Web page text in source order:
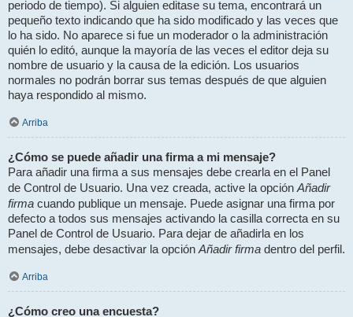
periodo de tiempo). Si alguien editase su tema, encontrará un
pequeño texto indicando que ha sido modificado y las veces que
lo ha sido. No aparece si fue un moderador o la administración
quién lo editó, aunque la mayoría de las veces el editor deja su
nombre de usuario y la causa de la edición. Los usuarios
normales no podrán borrar sus temas después de que alguien
haya respondido al mismo.
Arriba
¿Cómo se puede añadir una firma a mi mensaje?
Para añadir una firma a sus mensajes debe crearla en el Panel
de Control de Usuario. Una vez creada, active la opción Añadir
firma cuando publique un mensaje. Puede asignar una firma por
defecto a todos sus mensajes activando la casilla correcta en su
Panel de Control de Usuario. Para dejar de añadirla en los
mensajes, debe desactivar la opción Añadir firma dentro del perfil.
Arriba
¿Cómo creo una encuesta?